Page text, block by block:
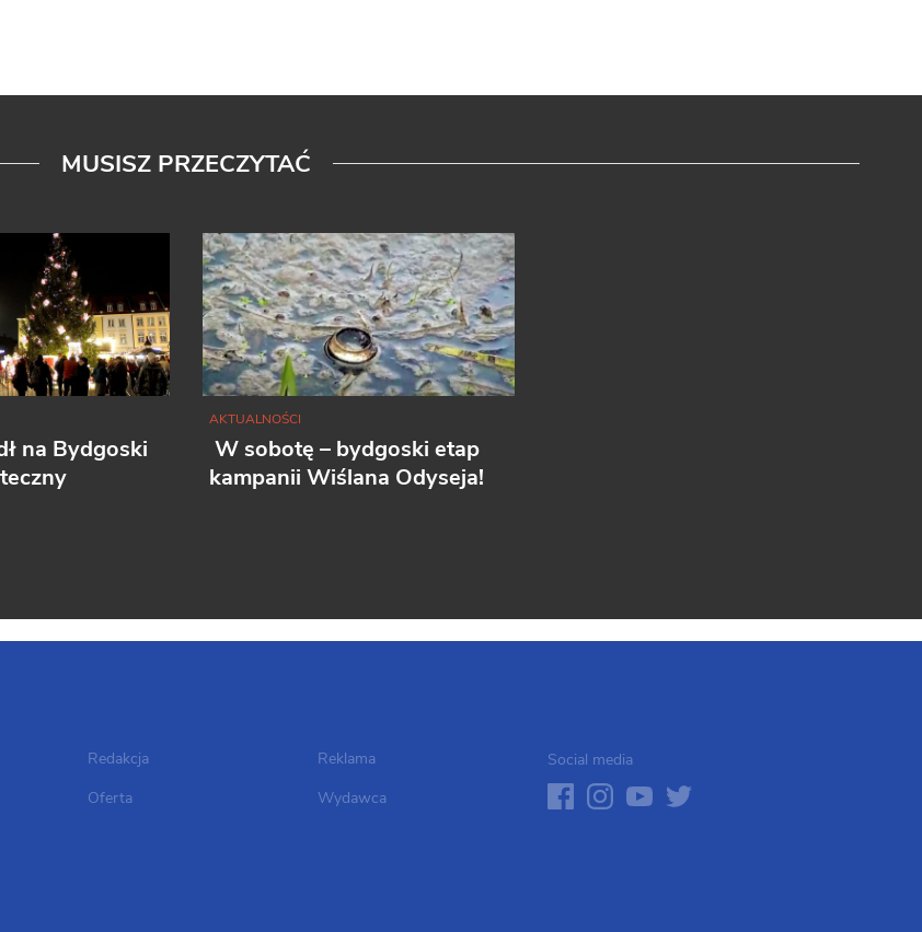
MUSISZ PRZECZYTAĆ
na Bydgoski
AKTUALNOŚCI
W sobotę – bydgoski etap
kampanii Wiślana Odyseja!
Redakcja
Oferta
Reklama
Wydawca
Social media
facebookinstagramyoutube
twitter